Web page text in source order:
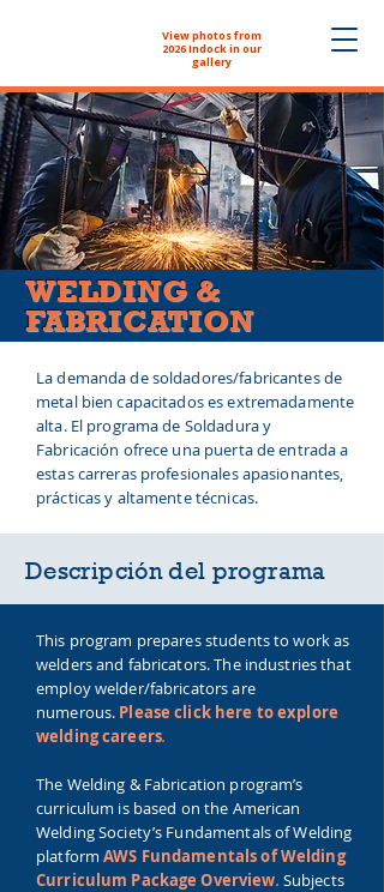
View photos from
2026 Indock in our
gallery
The
Store
WELDING &
FABRICATION
La demanda de soldadores/fabricantes de
metal bien capacitados es extremadamente
alta. El programa de Soldadura y
Fabricación ofrece una puerta de entrada a
estas carreras profesionales apasionantes,
prácticas y altamente técnicas.
Descripción del programa
This program prepares students to work as
welders and fabricators. The industries that
employ welder/fabricators are
numerous. Please click here to explore
welding careers.
The Welding & Fabrication program’s
curriculum is based on the American
Welding Society’s Fundamentals of Welding
platform AWS Fundamentals of Welding
Curriculum Package Overview. Subjects